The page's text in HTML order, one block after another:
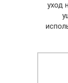
уход